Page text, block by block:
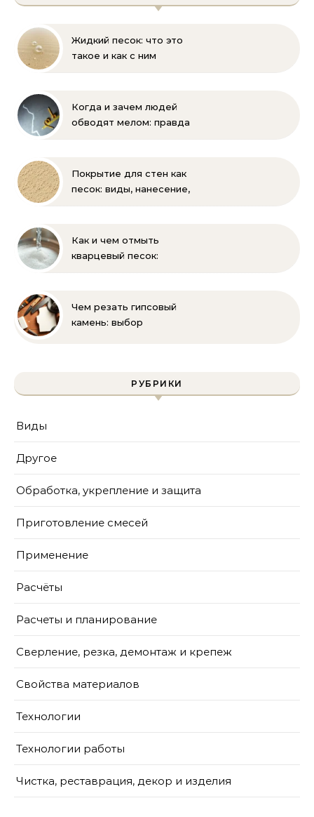
Жидкий песок: что это
такое и как с ним
Когда и зачем людей
обводят мелом: правда
Покрытие для стен как
песок: виды, нанесение,
Как и чем отмыть
кварцевый песок:
Чем резать гипсовый
камень: выбор
РУБРИКИ
Виды
Другое
Обработка, укрепление и защита
Приготовление смесей
Применение
Расчёты
Расчеты и планирование
Сверление, резка, демонтаж и крепеж
Свойства материалов
Технологии
Технологии работы
Чистка, реставрация, декор и изделия